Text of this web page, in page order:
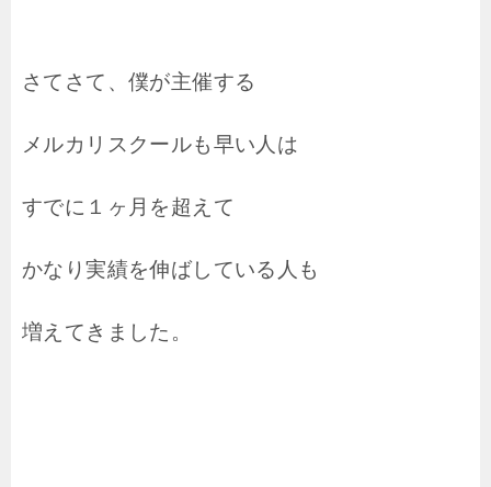
さてさて、僕が主催する
メルカリスクールも早い人は
すでに１ヶ月を超えて
かなり実績を伸ばしている人も
増えてきました。